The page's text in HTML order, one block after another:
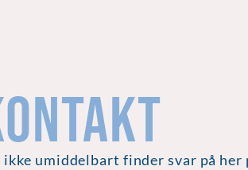
umiddelbart finder svar på her